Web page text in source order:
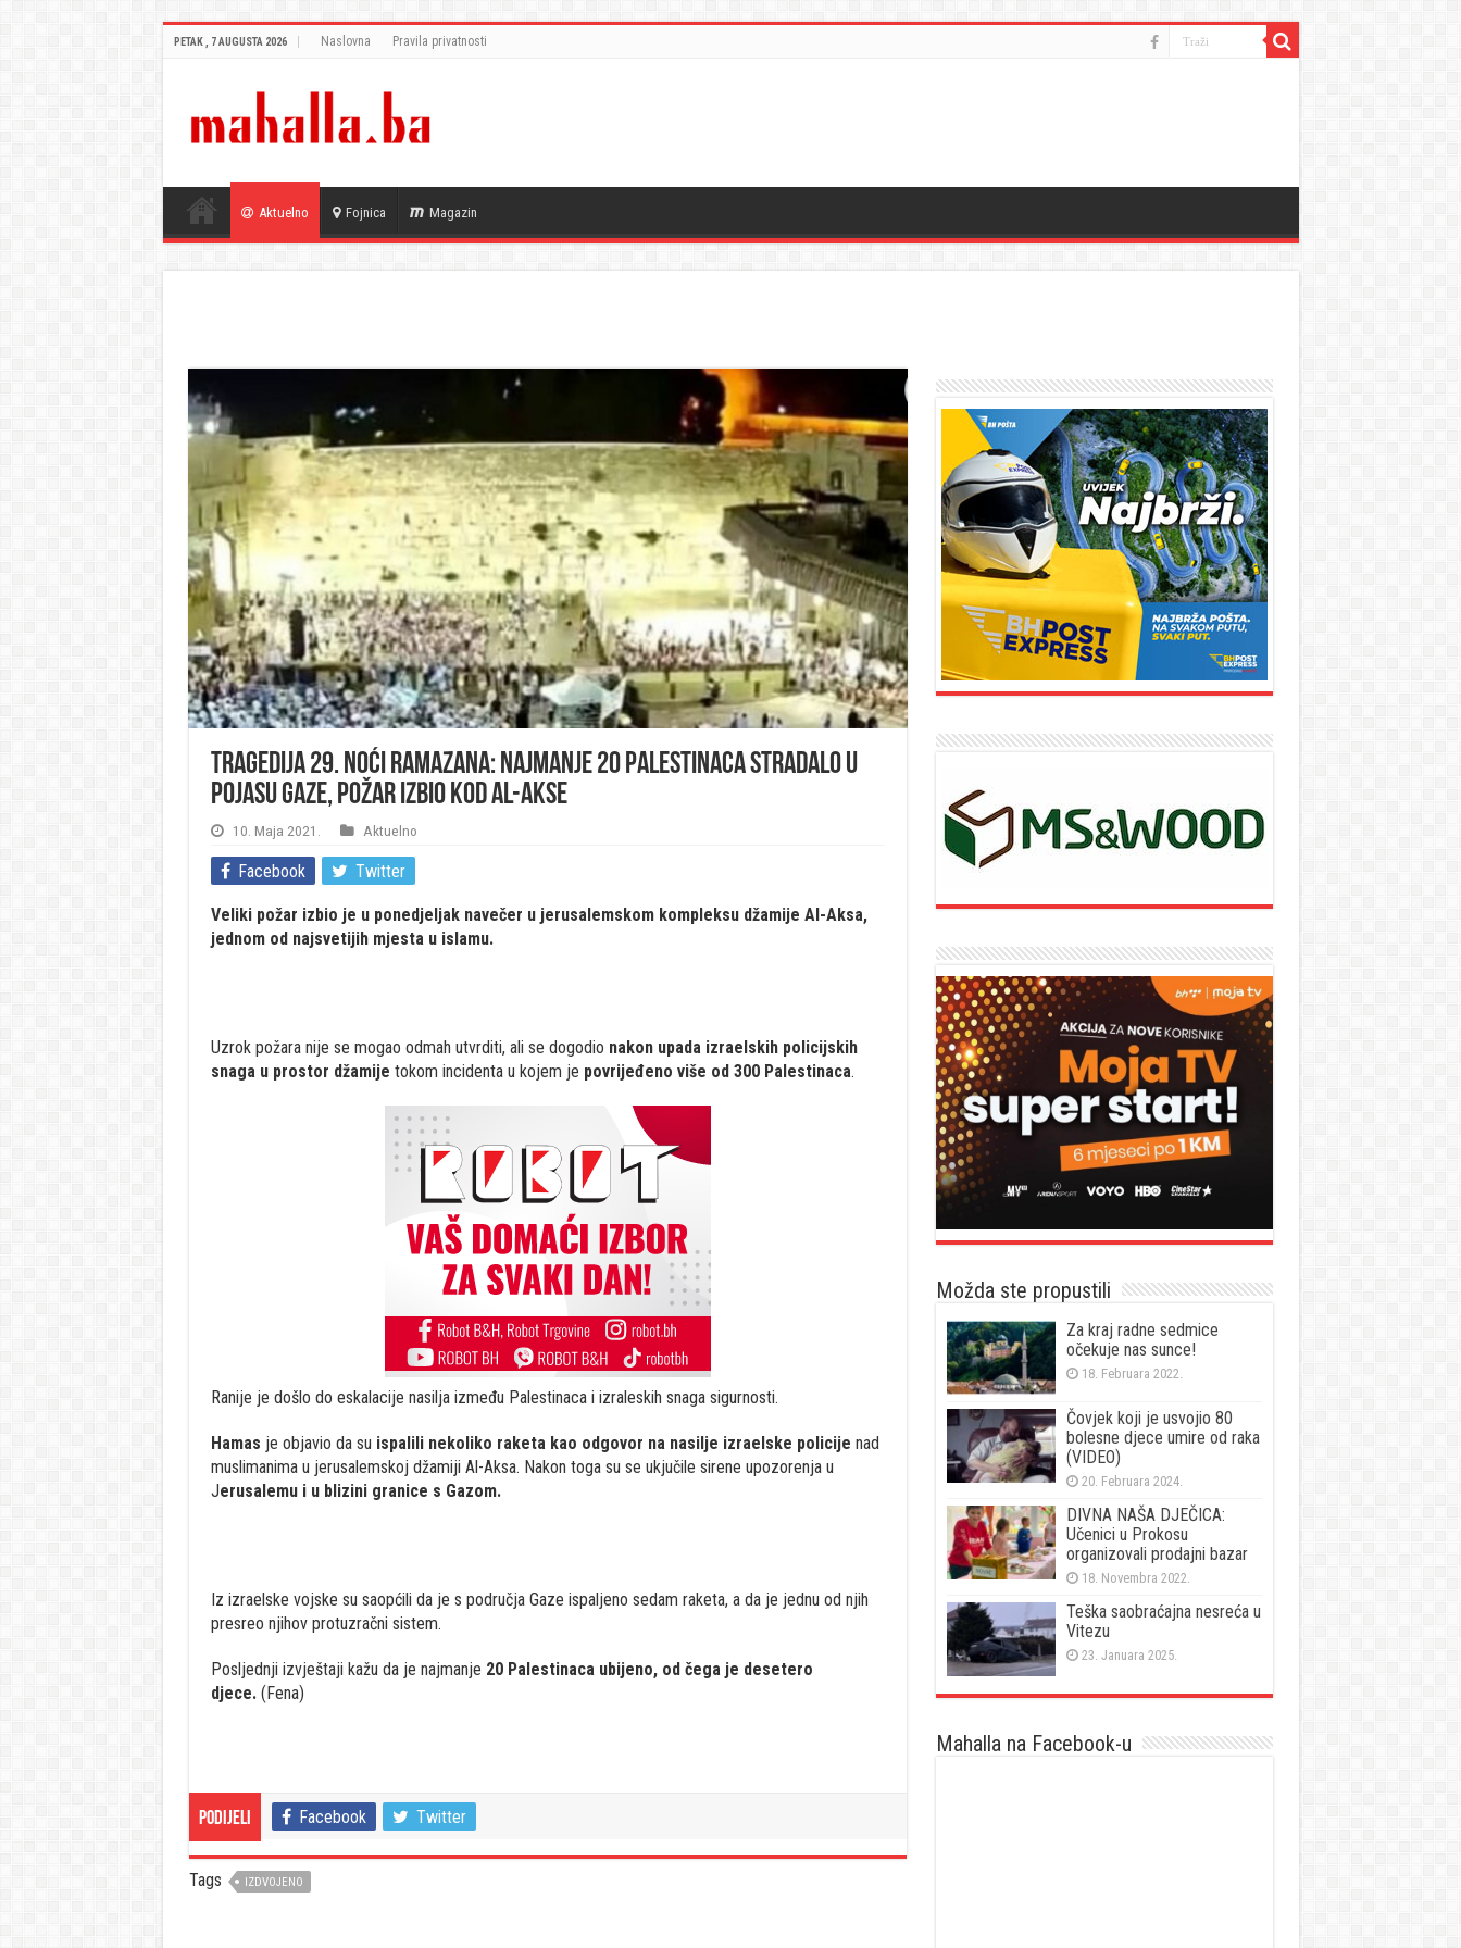
PETAK , 7 AUGUSTA 2026 Naslovna Pravila privatnosti
Aktuelno Fojnica Magazin
Tragedija 29. noći Ramazana: Najmanje 20 Palestinaca stradalo u
pojasu Gaze, požar izbio kod Al-Akse
10. Maja 2021. Aktuelno
Facebook Twitter
Veliki požar izbio je u ponedjeljak navečer u jerusalemskom kompleksu džamije Al-Aksa,
jednom od najsvetijih mjesta u islamu.
Uzrok požara nije se mogao odmah utvrditi, ali se dogodio nakon upada izraelskih policijskih
snaga u prostor džamije tokom incidenta u kojem je povrijeđeno više od 300 Palestinaca.
Ranije je došlo do eskalacije nasilja između Palestinaca i izraleskih snaga sigurnosti.
Hamas je objavio da su ispalili nekoliko raketa kao odgovor na nasilje izraelske policije nad
muslimanima u jerusalemskoj džamiji Al-Aksa. Nakon toga su se ukjučile sirene upozorenja u
Jerusalemu i u blizini granice s Gazom.
Iz izraelske vojske su saopćili da je s područja Gaze ispaljeno sedam raketa, a da je jednu od njih
presreo njihov protuzračni sistem.
Posljednji izvještaji kažu da je najmanje 20 Palestinaca ubijeno, od čega je desetero
djece. (Fena)
Podijeli Facebook Twitter
Tags IZDVOJENO
Možda ste propustili
Za kraj radne sedmice
očekuje nas sunce!
18. Februara 2022.
Čovjek koji je usvojio 80
bolesne djece umire od raka
(VIDEO)
20. Februara 2024.
DIVNA NAŠA DJEČICA:
Učenici u Prokosu
organizovali prodajni bazar
18. Novembra 2022.
Teška saobraćajna nesreća u
Vitezu
23. Januara 2025.
Mahalla na Facebook-u